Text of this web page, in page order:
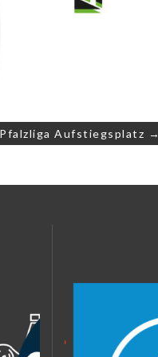
Aufstiegsplatz →